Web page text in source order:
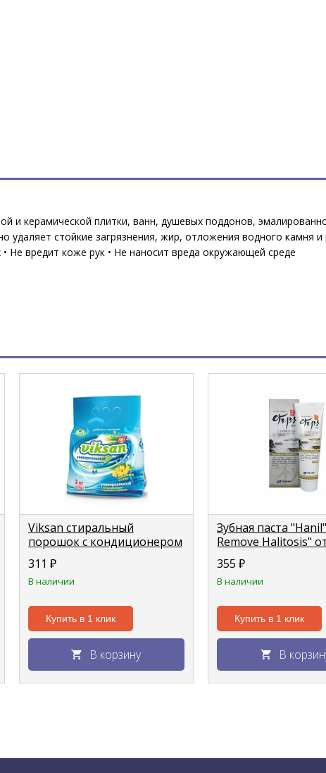
и керамической плитки, ванн, душевых поддонов,
удаляет стойкие загрязнения, жир, отложения водного камня
Не вредит коже рук • Не наносит вреда окружающей среде
Viksan стиральный
порошок с кондиционером
2в1 "Цветение липы" 2кг
311 ₽
В наличии
Купить в 1 клик
В корзину
Зубная паста
Remove Halitosis"
неприятного
рта 150г
355₽
В наличии
Купить в 1 клик
В